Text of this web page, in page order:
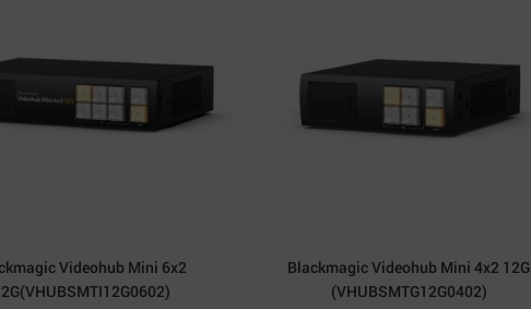
Videohub Mini 6x2
Blackmagic Videohub Mini 4x2 12G
(VHUBSMTG12G0402)